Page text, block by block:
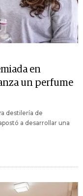
en
un perfume
destilería de
a desarrollar una